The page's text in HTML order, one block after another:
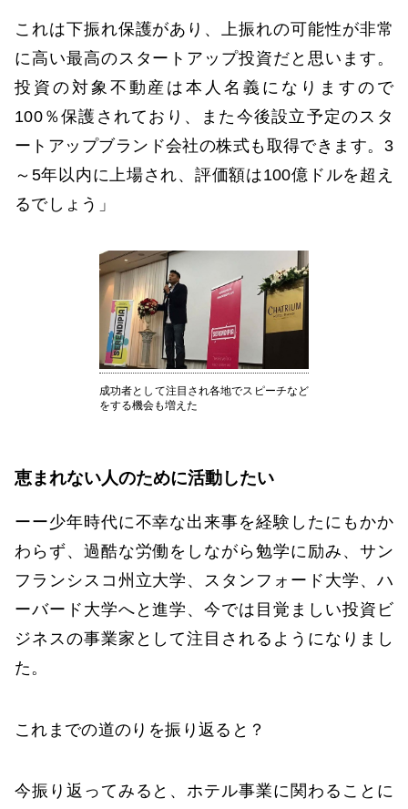
これは下振れ保護があり、上振れの可能性が非常
に高い最高のスタートアップ投資だと思います。
投資の対象不動産は本人名義になりますので
100％保護されており、また今後設立予定のスタ
ートアップブランド会社の株式も取得できます。3
～5年以内に上場され、評価額は100億ドルを超え
るでしょう」
成功者として注目され各地でスピーチなど
をする機会も増えた
恵まれない人のために活動したい
ーー少年時代に不幸な出来事を経験したにもかか
わらず、過酷な労働をしながら勉学に励み、サン
フランシスコ州立大学、スタンフォード大学、ハ
ーバード大学へと進学、今では目覚ましい投資ビ
ジネスの事業家として注目されるようになりまし
た。
これまでの道のりを振り返ると？
今振り返ってみると、ホテル事業に関わることに